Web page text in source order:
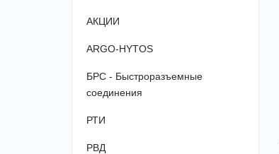
АКЦИИ
ARGO-HYTOS
БРС - Быстроразъемные
соединения
РТИ
РВД